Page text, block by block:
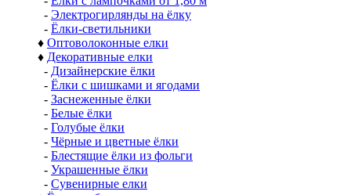
- Электрогирлянды на ёлку
- Ёлки-светильники
♦ Оптоволоконные елки
♦ Декоративные елки
- Дизайнерские ёлки
- Ёлки с шишками и ягодами
- Заснеженные ёлки
- Белые ёлки
- Голубые ёлки
- Чёрные и цветные ёлки
- Блестящие ёлки из фольги
- Украшенные ёлки
- Сувенирные елки